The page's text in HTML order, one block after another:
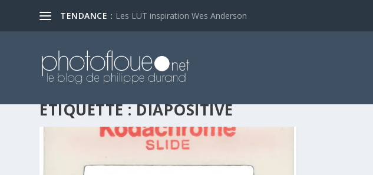
TENDANCE : Les LUT inspiration Wes Anderson
ÉTIQUETTE :DIAPOSITIVE